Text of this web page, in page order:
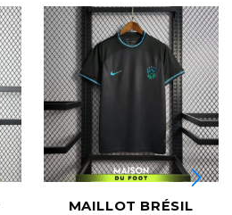
MAILLOT BRÉSIL